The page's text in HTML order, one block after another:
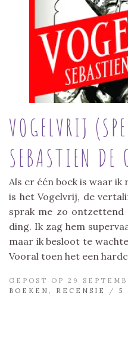
VOGELVRIJ
SEBASTIEN DE
Als er één boek is waar
is het Vogelvrij, de
sprak me zo ontzettend
ding. Ik zag hem
maar ik besloot te
Vooral toen het een
GEPOST OP 29
BOEKEN
RECENSIE / 5